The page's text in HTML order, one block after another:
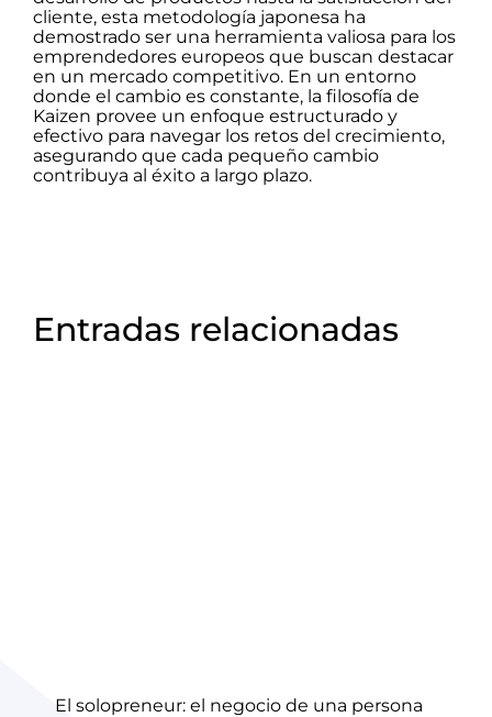
cliente, esta metodología japonesa ha
demostrado ser una herramienta valiosa para los
emprendedores europeos que buscan destacar
en un mercado competitivo. En un entorno
donde el cambio es constante, la filosofía de
Kaizen provee un enfoque estructurado y
efectivo para navegar los retos del crecimiento,
asegurando que cada pequeño cambio
contribuya al éxito a largo plazo.
Entradas relacionadas
El solopreneur: el negocio de una persona